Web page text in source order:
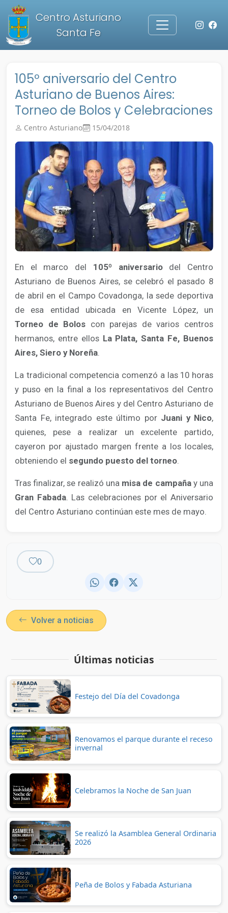
Centro Asturiano
Santa Fe
105º aniversario del Centro
Asturiano de Buenos Aires:
Torneo de Bolos y Celebraciones
Centro Asturiano 15/04/2018
En el marco del 105º aniversariodel Centro
Asturiano de Buenos Aires, se celebró el pasado 8
de abril en el Campo Covadonga, la sede deportiva
de esa entidad ubicada en Vicente López, un
Torneo de Bolos con parejas de varios centros
hermanos, entre ellos La Plata, Santa Fe, Buenos
Aires, Siero y Noreña.
La tradicional competencia comenzó a las 10 horas
y puso en la final a los representativos del Centro
Asturiano de Buenos Aires y del Centro Asturiano de
Santa Fe, integrado este último por Juani y Nico,
quienes, pese a realizar un excelente partido,
cayeron por ajustado margen frente a los locales,
obteniendo el segundo puesto del torneo.
Tras finalizar, se realizó una misa de campañay una
Gran Fabada. Las celebraciones por el Aniversario
del Centro Asturiano continúan este mes de mayo.
0
Volver a noticias
Últimas noticias
Festejo del Día del Covadonga
Renovamos el parque durante el receso
invernal
Celebramos la Noche de San Juan
Se realizó la Asamblea General Ordinaria
2026
Peña de Bolos y Fabada Asturiana